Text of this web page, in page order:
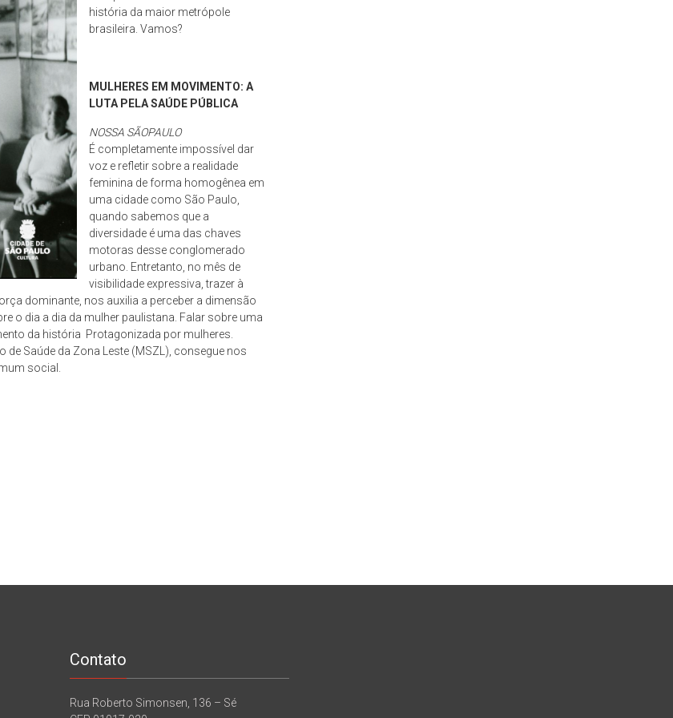
história da maior metrópole
brasileira. Vamos?
MULHERES EM MOVIMENTO: A
LUTA PELA SAÚDE PÚBLICA
NOSSA SÃOPAULO
É completamente impossível dar
voz e refletir sobre a realidade
feminina de forma homogênea em
uma cidade como São Paulo,
quando sabemos que a
diversidade é uma das chaves
motoras desse conglomerado
urbano. Entretanto, no mês de
visibilidade expressiva, trazer à
dominante, nos auxilia a perceber a dimensão
o dia a dia da mulher paulistana. Falar sobre uma
da história Protagonizada por mulheres.
Saúde da Zona Leste (MSZL), consegue nos
social.
Contato
Rua Roberto Simonsen, 136 – Sé